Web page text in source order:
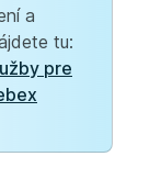
a
tu:
pre